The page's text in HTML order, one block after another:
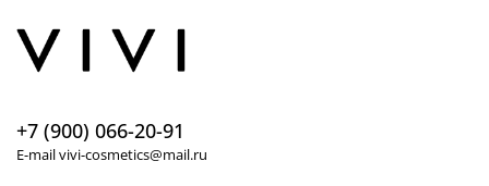
+7 (900) 066-20-91
E-mail vivi-cosmetics@mail.ru